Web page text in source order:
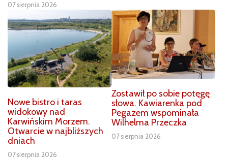
07 sierpnia 2026
Nowe bistro i taras
widokowy nad
Karwińskim Morzem.
Otwarcie w najbliższych
dniach
07 sierpnia 2026
Zostawił po sobie potęgę
słowa. Kawiarenka pod
Pegazem wspominała
Wilhelma Przeczka
07 sierpnia 2026